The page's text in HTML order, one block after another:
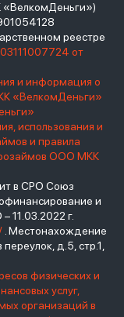
реестре
от
и информация о
«ВелкомДеньги»
использования и
и правила
ООО МКК
в СРО Союз
и
11.03.2022 г.
. Местонахождение
д.5, стр.1,
физических и
услуг,
организаций в